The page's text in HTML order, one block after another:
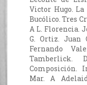
Victor Hugo. La
Bucólico. Tres
A L. Florencia.
G. Ortiz. Juan
Fernando
Tamberlick.
Composición.
Mar. A